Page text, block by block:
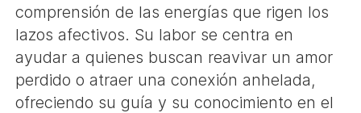
comprensión de las energías que rigen los
lazos afectivos. Su labor se centra en
ayudar a quienes buscan reavivar un amor
perdido o atraer una conexión anhelada,
ofreciendo su guía y su conocimiento en el